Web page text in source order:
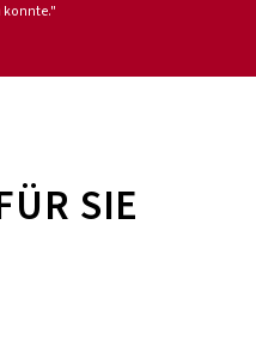
konnte."
SIE